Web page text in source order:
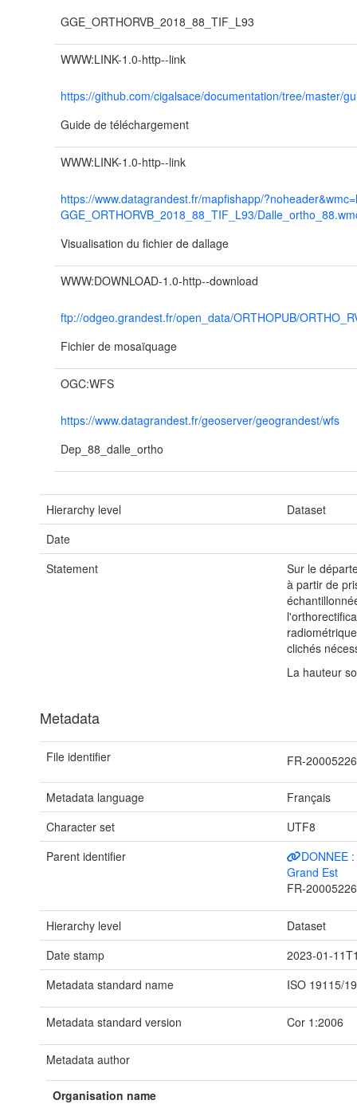
GGE_ORTHORVB_2018_88_TIF_L93
WWW:LINK-1.0-http--link
https://github.com/cigalsace/documentation/tree/master/
Guide de téléchargement
WWW:LINK-1.0-http--link
https://www.datagrandest.fr/mapfishapp/
GGE_ORTHORVB_2018_88_TIF_L93/
Visualisation du fichier de dallage
WWW:DOWNLOAD-1.0-http--download
ftp://odgeo.grandest.fr/open_data/ORTHOPUB/
Fichier de mosaïquage
OGC:WFS
https://www.datagrandest.fr/geoserver/geograndest/wfs
Dep_88_dalle_ortho
Hierarchy level
Dataset
Date
Statement
Sur le
à partir de
clichés
La hauteur
Metadata
File identifier FR-
Metadata language
Français
Character set
UTF8
Parent identifier
DONNEE
Grand Est
FR-
Hierarchy level
Dataset
Date stamp
2023-01-
Metadata standard name
ISO 19115/
Metadata standard version Cor 1:2006
Metadata author
Organisation name